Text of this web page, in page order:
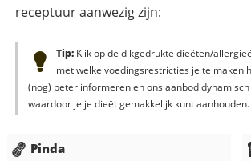
receptuur aanwezig zijn:
Tip:Klik op de dikgedrukte dieëten/
met welke voedingsrestricties je te maken
(nog) beter informeren en ons aanbod
waardoor je je dieët gemakkelijk kunt aanhouden.
Pinda